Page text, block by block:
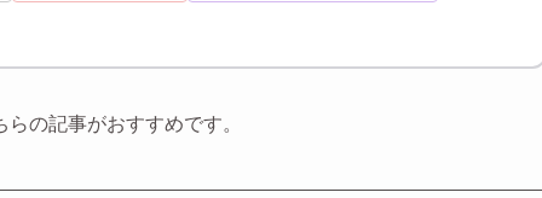
の記事がおすすめです。